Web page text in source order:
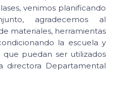
venimos planificando
agradecemos al
materiales, herramientas
la escuela y
que puedan ser utilizados
directora Departamental